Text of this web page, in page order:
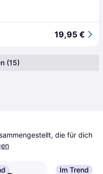
19,95 €
Alle anzeigen (15)
die für dich
Im Trend